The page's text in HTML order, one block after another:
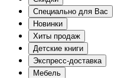
Специально для Вас
Новинки
Хиты продаж
Детские книги
Экспресс-доставка
Мебель